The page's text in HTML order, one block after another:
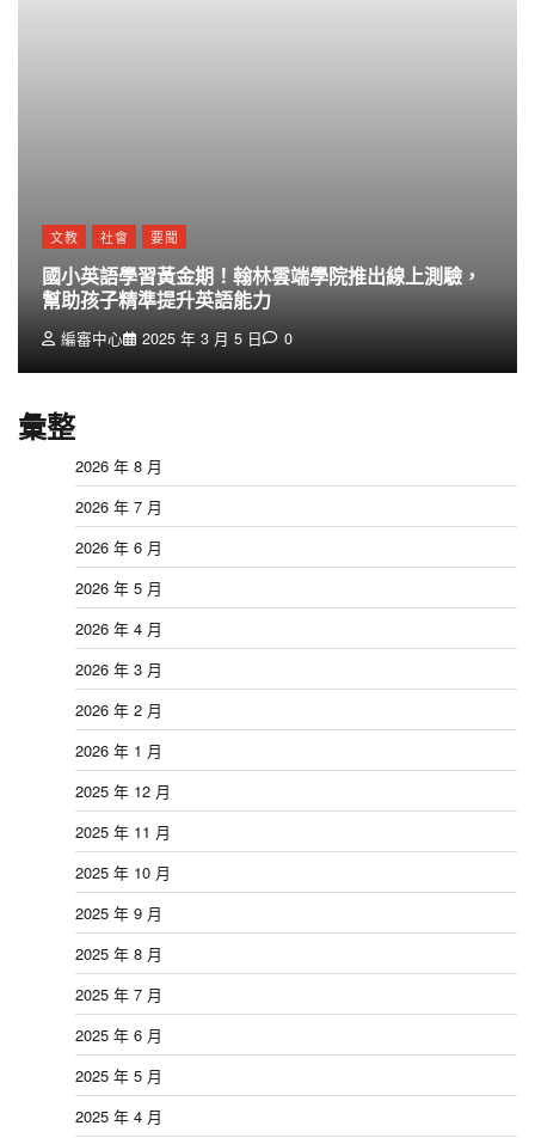
文教 社會 要聞
國小英語學習黃金期！翰林雲端學院推出線上測驗，
幫助孩子精準提升英語能力
編審中心 2025 年 3 月 5 日 0
彙整
2026 年 8 月
2026 年 7 月
2026 年 6 月
2026 年 5 月
2026 年 4 月
2026 年 3 月
2026 年 2 月
2026 年 1 月
2025 年 12 月
2025 年 11 月
2025 年 10 月
2025 年 9 月
2025 年 8 月
2025 年 7 月
2025 年 6 月
2025 年 5 月
2025 年 4 月